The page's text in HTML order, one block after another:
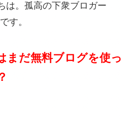
は。孤高の下衆ブロガー
す。
まだ無料ブログを使っ